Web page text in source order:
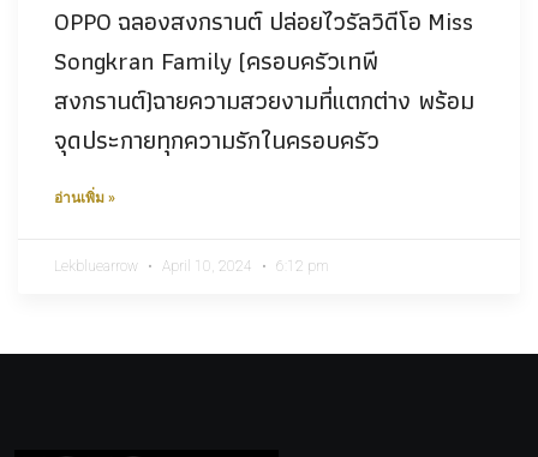
OPPO ฉลองสงกรานต์ ปล่อยไวรัลวิดีโอ Miss
Songkran Family (ครอบครัวเทพี
สงกรานต์)ฉายความสวยงามที่แตกต่าง พร้อม
จุดประกายทุกความรักในครอบครัว
อ่านเพิ่ม »
Lekbluearrow April 10, 2024 6:12 pm